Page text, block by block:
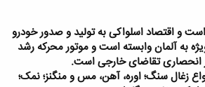
و اقتصاد اسلواکی به تولید و صدور خودرو
به آلمان وابسته است و موتور محرکه رشد
انحصاری تقاضای خارجی است.
زغال سنگ؛ اوره، آهن، مس و منگنز؛ نمک؛